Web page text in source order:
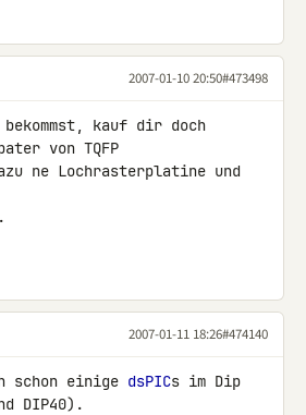
2007-01-10 20:50#473498
kauf dir doch
von TQFP
ne Lochrasterplatine und
2007-01-11 18:26#474140
schon einige dsPICs im Dip
DIP40).